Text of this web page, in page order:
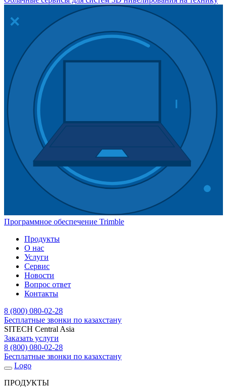
Программное обеспечение Trimble
Продукты
О нас
Услуги
Сервис
Новости
Вопрос ответ
Контакты
8 (800) 080-02-28
Бесплатные звонки по казахстану
SITECH Central Asia
Заказать услуги
8 (800) 080-02-28
Бесплатные звонки по казахстану
Logo
ПРОДУКТЫ